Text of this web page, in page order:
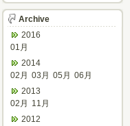
气场。
Archive
2016
01月
2014
02月 03月 05月 06月
2013
02月
11月
2012